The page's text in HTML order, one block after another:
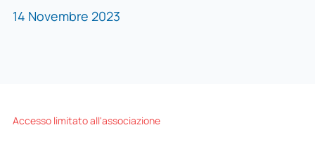
14 Novembre 2023
Accesso limitato all'associazione